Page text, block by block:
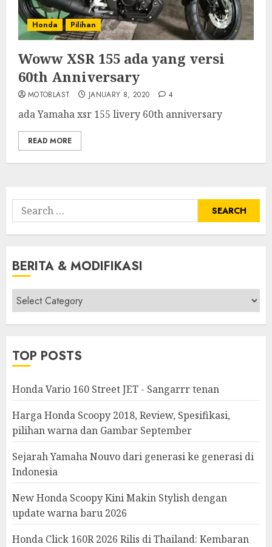
Honda Pilihan
Woww XSR 155 ada yang versi
60th Anniversary
MOTOBLAST JANUARY 8, 2020 4
ada Yamaha xsr 155 livery 60th anniversary
READ MORE
Search
for:
BERITA & MODIFIKASI
Berita
&
Modifikasi
TOP POSTS
Honda Vario 160 Street JET - Sangarrr tenan
Harga Honda Scoopy 2018, Review, Spesifikasi,
pilihan warna dan Gambar September
Sejarah Yamaha Nouvo dari generasi ke generasi di
Indonesia
New Honda Scoopy Kini Makin Stylish dengan
update warna baru 2026
Honda Click 160R 2026 Rilis di Thailand: Kembaran